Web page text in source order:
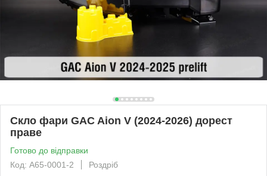
Скло фари GAC Aion V (2024-2026) дорест
праве
Готово до відправки
Код: A65-0001-2
Роздріб